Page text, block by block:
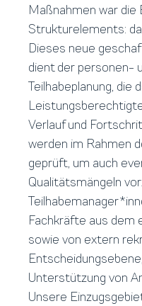
Maßnahmen war die
Strukturelements:
Dieses neue
dient der personen-
Teilhabeplanung, die
Verlauf und
werden im Rahmen
geprüft, um auch
Qualitätsmängeln
Fachkräfte aus
sowie von extern
Unterstützung von
Unsere